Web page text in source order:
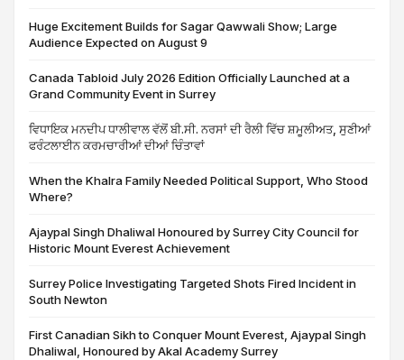
Huge Excitement Builds for Sagar Qawwali Show; Large
Audience Expected on August 9
Canada Tabloid July 2026 Edition Officially Launched at a
Grand Community Event in Surrey
ਵਿਧਾਇਕ ਮਨਦੀਪ ਧਾਲੀਵਾਲ ਵੱਲੋਂ ਬੀ.ਸੀ. ਨਰਸਾਂ ਦੀ ਰੈਲੀ ਵਿੱਚ ਸ਼ਮੂਲੀਅਤ, ਸੁਣੀਆਂ
ਫਰੰਟਲਾਈਨ ਕਰਮਚਾਰੀਆਂ ਦੀਆਂ ਚਿੰਤਾਵਾਂ
When the Khalra Family Needed Political Support, Who Stood
Where?
Ajaypal Singh Dhaliwal Honoured by Surrey City Council for
Historic Mount Everest Achievement
Surrey Police Investigating Targeted Shots Fired Incident in
South Newton
First Canadian Sikh to Conquer Mount Everest, Ajaypal Singh
Dhaliwal, Honoured by Akal Academy Surrey